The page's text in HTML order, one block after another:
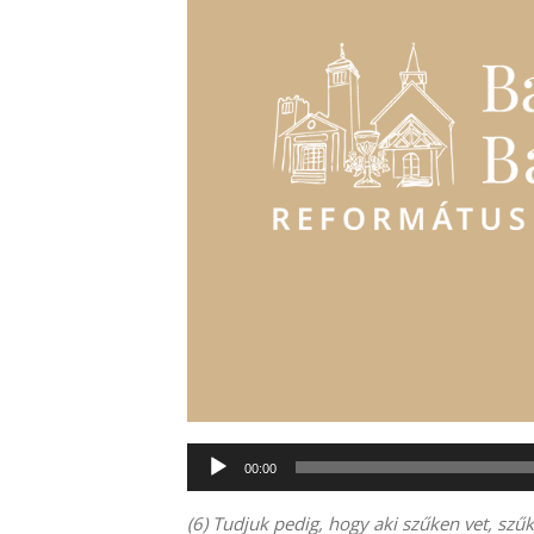
Audió
lejátszó
00:00
(6) Tudjuk pedig, hogy aki szűken vet,